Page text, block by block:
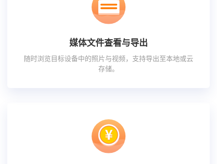
媒体文件查看与导出
随时浏览目标设备中的照片与视频，支持导出至本地或云
存储。